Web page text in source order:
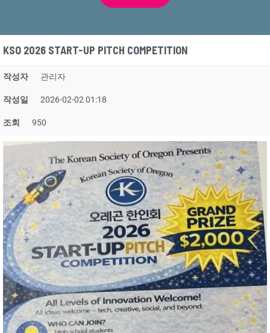
KSO 2026 START-UP PITCH COMPETITION
작성자 관리자
작성일 2026-02-02 01:18
조회 950